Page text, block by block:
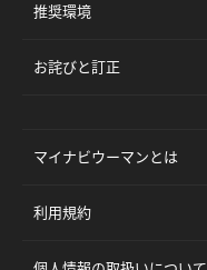
推奨環境
お詫びと訂正
マイナビウーマンとは
利用規約